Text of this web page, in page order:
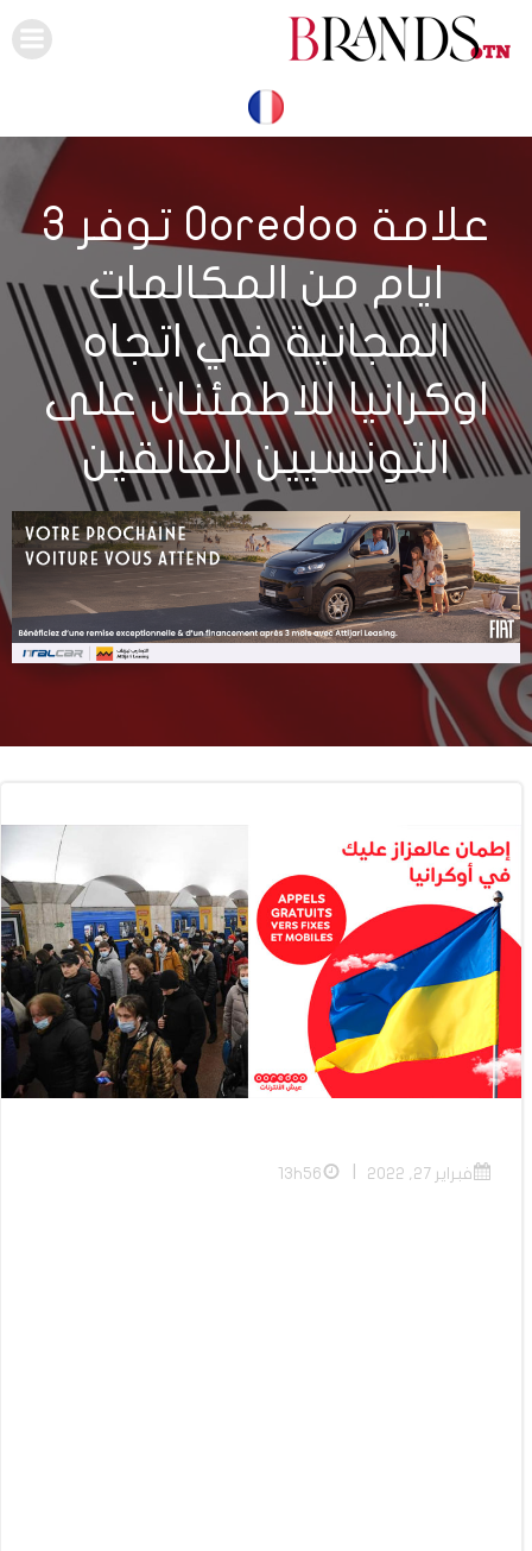
علامة Ooredoo توفر 3
ايام من المكالمات
المجانية في اتجاه
اوكرانيا للاطمئنان على
التونسيين العالقين
فبراير 27, 2022 13h56